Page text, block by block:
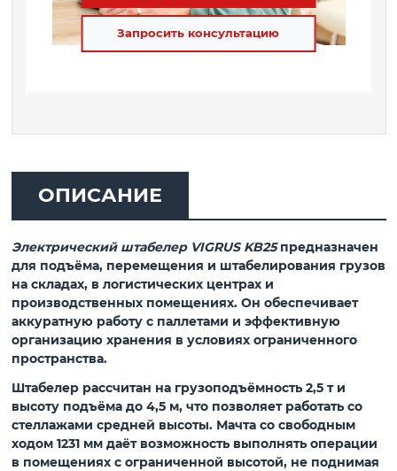
Запросить консультацию
ОПИСАНИЕ
Электрический штабелер VIGRUS KB25предназначен
для подъёма, перемещения и штабелирования грузов
на складах, в логистических центрах и
производственных помещениях. Он обеспечивает
аккуратную работу с паллетами и эффективную
организацию хранения в условиях ограниченного
пространства.
Штабелер рассчитан на грузоподъёмность 2,5 т и
высоту подъёма до 4,5 м, что позволяет работать со
стеллажами средней высоты. Мачта со свободным
ходом 1231 мм даёт возможность выполнять операции
в помещениях с ограниченной высотой, не поднимая